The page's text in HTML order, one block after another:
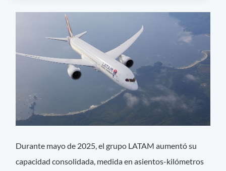
Durante mayo de 2025, el grupo LATAM aumentó su
capacidad consolidada, medida en asientos-kilómetros